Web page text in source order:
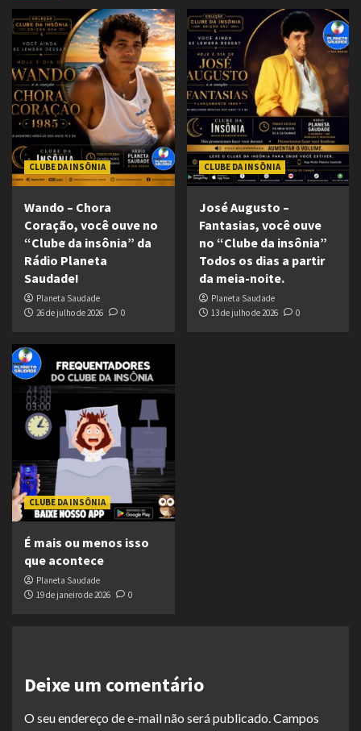
CLUBE DA INSÔNIA
Wando – Chora
Coração, você ouve no
“Clube da insônia” da
Rádio Planeta
Saudade!
Planeta Saudade
26 de julho de 2026
0
CLUBE DA INSÔNIA
José Augusto –
Fantasias, você ouve
no “Clube da insônia”
Todos os dias a partir
da meia-noite.
Planeta Saudade
13 de julho de 2026
0
CLUBE DA INSÔNIA
É mais ou menos isso
que acontece
Planeta Saudade
19 de janeiro de 2026
0
Deixe um comentário
O seu endereço de e-mail não será publicado.Campos